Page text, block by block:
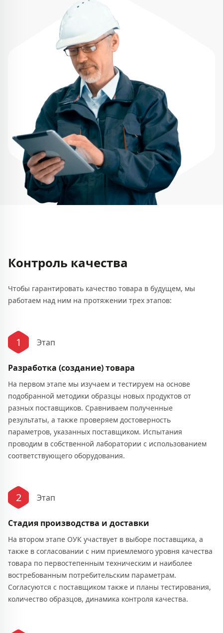
Контроль качества
Чтобы гарантировать качество товара в будущем, мы
работаем над ним на протяжении трех этапов:
1 Этап
Разработка (создание) товара
На первом этапе мы изучаем и тестируем на основе
подобранной методики образцы новых продуктов от
разных поставщиков. Сравниваем полученные
результаты, а также проверяем достоверность
параметров, указанных поставщиком. Испытания
проводим в собственной лаборатории с использованием
соответствующего оборудования.
2 Этап
Стадия производства и доставки
На втором этапе ОУК участвует в выборе поставщика, а
также в согласовании с ним приемлемого уровня качества
товара по первостепенным техническим и наиболее
востребованным потребительским параметрам.
Согласуются с поставщиком также и планы тестирования,
количество образцов, динамика контроля качества.